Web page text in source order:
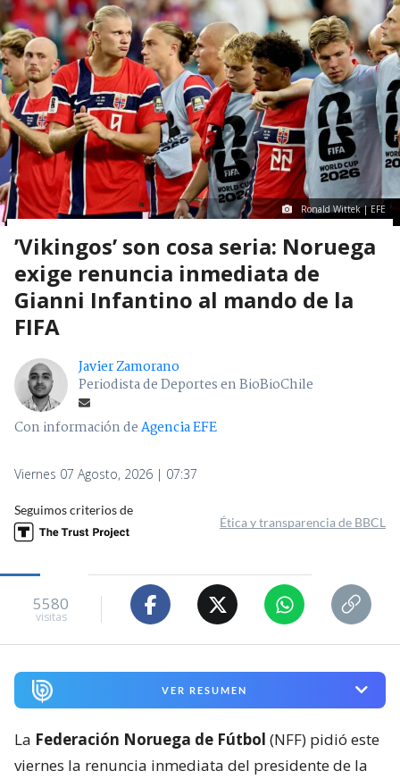
Ronald Wittek | EFE
’Vikingos’ son cosa seria: Noruega
exige renuncia inmediata de
Gianni Infantino al mando de la
FIFA
Javier Zamorano
Periodista de Deportes en BioBioChile
Con información deAgencia EFE
Viernes 07 Agosto, 2026 | 07:37
Seguimos criterios de
Ética y transparencia de BBCL
5580
visitas
VER RESUMEN
La Federación Noruega de Fútbol (NFF) pidió este
viernes la renuncia inmediata del presidente de la